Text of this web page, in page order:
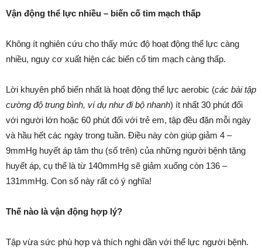
Vận động thể lực nhiều – biến cố tim mạch thấp
Không ít nghiên cứu cho thấy mức độ hoạt động thể lực càng
nhiều, nguy cơ xuất hiện các biến cố tim mạch càng thấp.
Lời khuyên phổ biến nhất là hoạt động thể lực aerobic (các bài tập
cường độ trung bình, ví dụ như đi bộ nhanh) ít nhất 30 phút đối
với người lớn hoặc 60 phút đối với trẻ em, tập đều đặn mỗi ngày
và hầu hết các ngày trong tuần. Điều này còn giúp giảm 4 –
9mmHg huyết áp tâm thu (số trên) của những người bệnh tăng
huyết áp, cụ thể là từ 140mmHg sẽ giảm xuống còn 136 –
131mmHg. Con số này rất có ý nghĩa!
Thế nào là vận động hợp lý?
Tập vừa sức phù hợp và thích nghi dần với thể lực người bệnh.